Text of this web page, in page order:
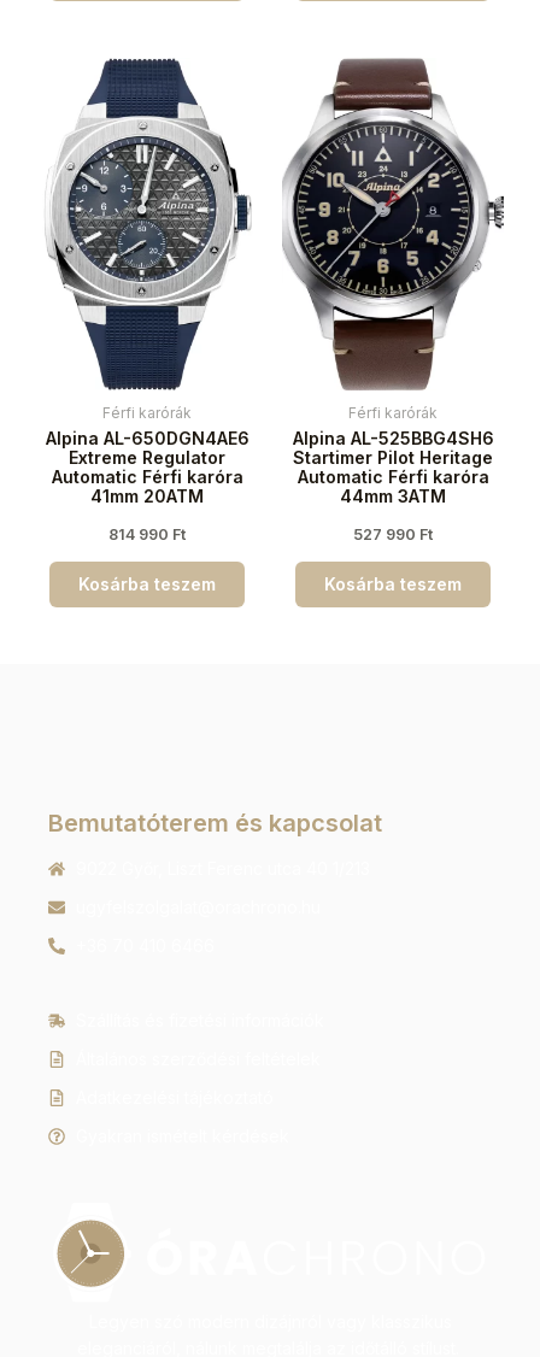
Férfi karórák
Alpina AL-650DGN4AE6
Extreme Regulator
Automatic Férfi karóra
41mm 20ATM
814 990 Ft
Kosárba teszem
Férfi karórák
Alpina AL-525BBG4SH6
Startimer Pilot Heritage
Automatic Férfi karóra
44mm 3ATM
527 990 Ft
Kosárba teszem
Bemutatóterem és kapcsolat